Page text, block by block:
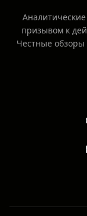
призывом к
Честные обзоры